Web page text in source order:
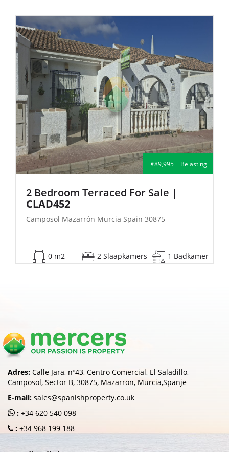
€135,000 + Belasting
2 Bedroom Semi-Detached For Sale
| FB140
Camposol Mazarrón Murcia Spain 30875
53 m2 2 Slaapkamers 1 Badkamer
Adres: Calle Jara, nº43, Centro Comercial, El Saladillo,
Camposol, Sector B, 30875, Mazarron, Murcia,Spanje
E-mail: sales@spanishproperty.co.uk
: +34 620 540 098
: +34 968 199 188